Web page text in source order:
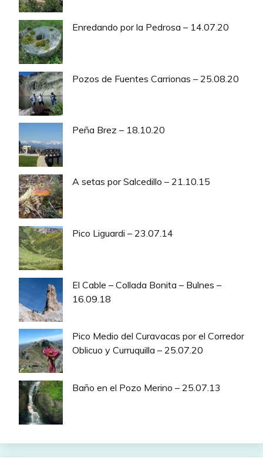
Enredando por la Pedrosa – 14.07.20
Pozos de Fuentes Carrionas – 25.08.20
Peña Brez – 18.10.20
A setas por Salcedillo – 21.10.15
Pico Liguardi – 23.07.14
El Cable – Collada Bonita – Bulnes –
16.09.18
Pico Medio del Curavacas por el Corredor
Oblicuo y Curruquilla – 25.07.20
Baño en el Pozo Merino – 25.07.13